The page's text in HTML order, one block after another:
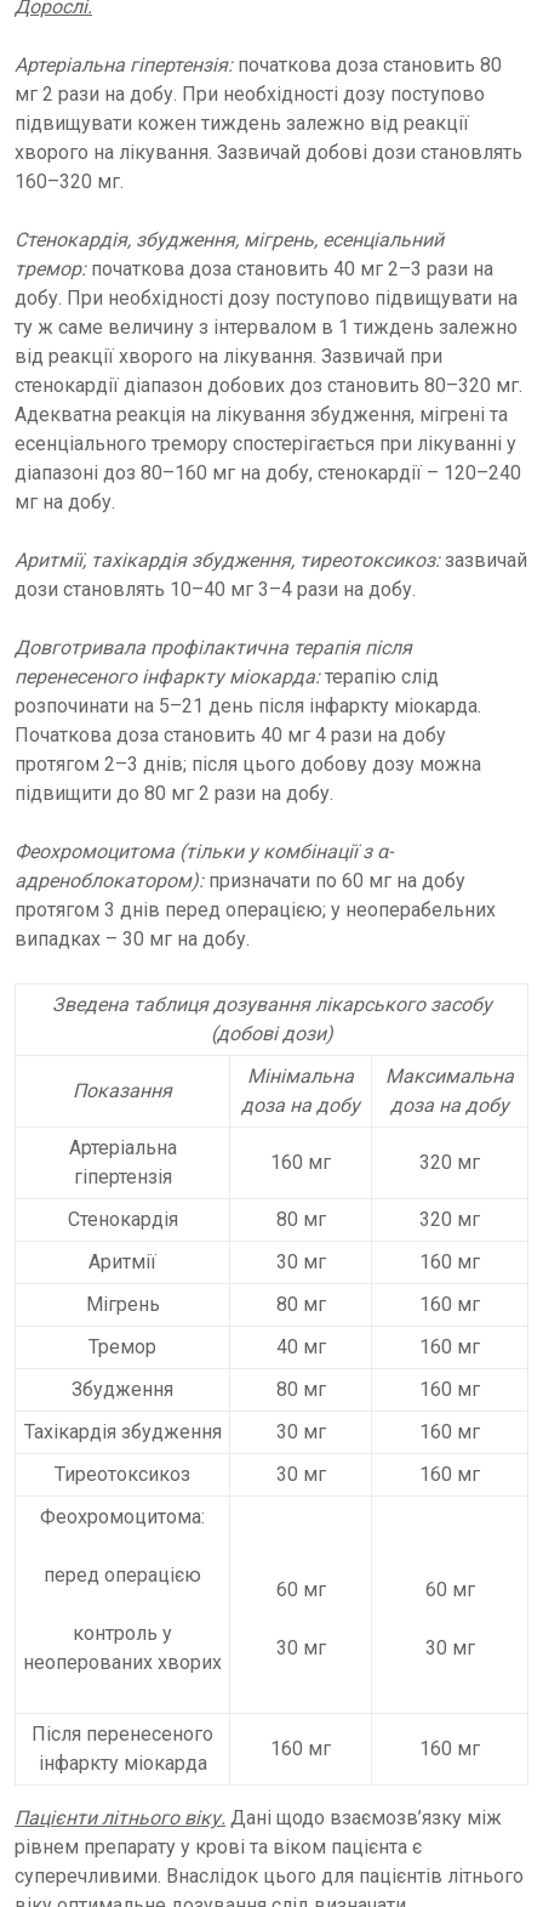
Дорослі.
Артеріальна гіпертензія:початкова доза становить 80
мг 2 рази на добу. При необхідності дозу поступово
підвищувати кожен тиждень залежно від реакції
хворого на лікування. Зазвичай добові дози становлять
160–320 мг.
Стенокардія, збудження, мігрень, есенціальний
тремор:початкова доза становить 40 мг 2–3 рази на
добу. При необхідності дозу поступово підвищувати на
ту ж саме величину з інтервалом в 1 тиждень залежно
від реакції хворого на лікування. Зазвичай при
стенокардії діапазон добових доз становить 80–320 мг.
Адекватна реакція на лікування збудження, мігрені та
есенціального тремору спостерігається при лікуванні у
діапазоні доз 80–160 мг на добу, стенокардії – 120–240
мг на добу.
Аритмії, тахікардія збудження, тиреотоксикоз:зазвичай
дози становлять 10–40 мг 3–4 рази на добу.
Довготривала профілактична терапія після
перенесеного інфаркту міокарда:терапію слід
розпочинати на 5–21 день після інфаркту міокарда.
Початкова доза становить 40 мг 4 рази на добу
протягом 2–3 днів; після цього добову дозу можна
підвищити до 80 мг 2 рази на добу.
Феохромоцитома (тільки у комбінації з α-
адреноблокатором):призначати по 60 мг на добу
протягом 3 днів перед операцією; у неоперабельних
випадках – 30 мг на добу.
Зведена таблиця дозування лікарського засобу
(добові дози)
Показання
Мінімальна
доза на добу
Максимальна
доза на добу
Артеріальна
гіпертензія
160 мг 320 мг
Стенокардія 80 мг
320 мг
Аритмії
30 мг
160 мг
Мігрень
80 мг
160 мг
Тремор
40 мг
160 мг
Збудження
80 мг
160 мг
Тахікардія збудження
30 мг
160 мг
Тиреотоксикоз
30 мг
160 мг
Феохромоцитома:
перед операцією
контроль у
неоперованих хворих
60 мг
30 мг
60 мг
30 мг
Після перенесеного
інфаркту міокарда
160 мг 160 мг
Пацієнти літнього віку. Дані щодо взаємозв’язку між
рівнем препарату у крові та віком пацієнта є
суперечливими. Внаслідок цього для пацієнтів літнього